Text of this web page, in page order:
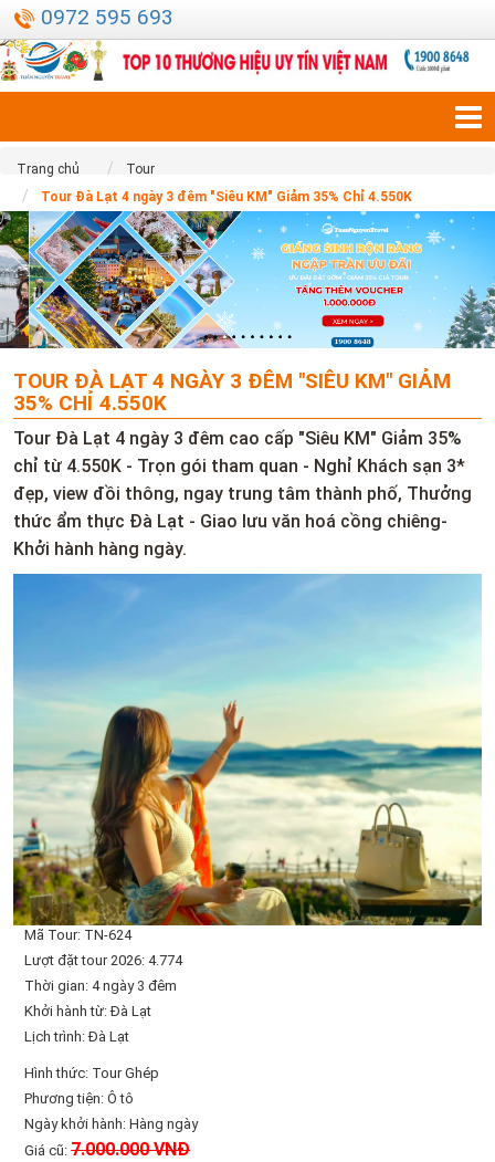
0972 595 693
Trang chủ
Tour
Tour Đà Lạt 4 ngày 3 đêm "Siêu KM" Giảm 35% Chỉ 4.550K
TOUR ĐÀ LẠT 4 NGÀY 3 ĐÊM "SIÊU KM" GIẢM
35% CHỈ 4.550K
Tour Đà Lạt 4 ngày 3 đêm cao cấp "Siêu KM" Giảm 35%
chỉ từ 4.550K - Trọn gói tham quan - Nghỉ Khách sạn 3*
đẹp, view đồi thông, ngay trung tâm thành phố, Thưởng
thức ẩm thực Đà Lạt - Giao lưu văn hoá cồng chiêng-
Khởi hành hàng ngày.
Mã Tour: TN-624
Lượt đặt tour 2026: 4.774
Thời gian: 4 ngày 3 đêm
Khởi hành từ: Đà Lạt
Lịch trình: Đà Lạt
Hình thức: Tour Ghép
Phương tiện: Ô tô
Ngày khởi hành: Hàng ngày
Giá cũ:7.000.000 VNĐ